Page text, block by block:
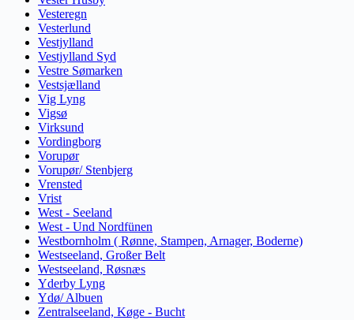
Vesteregn
Vesterlund
Vestjylland
Vestjylland Syd
Vestre Sømarken
Vestsjælland
Vig Lyng
Vigsø
Virksund
Vordingborg
Vorupør
Vorupør/ Stenbjerg
Vrensted
Vrist
West - Seeland
West - Und Nordfünen
Westbornholm ( Rønne, Stampen, Arnager, Boderne)
Westseeland, Großer Belt
Westseeland, Røsnæs
Yderby Lyng
Ydø/ Albuen
Zentralseeland, Køge - Bucht